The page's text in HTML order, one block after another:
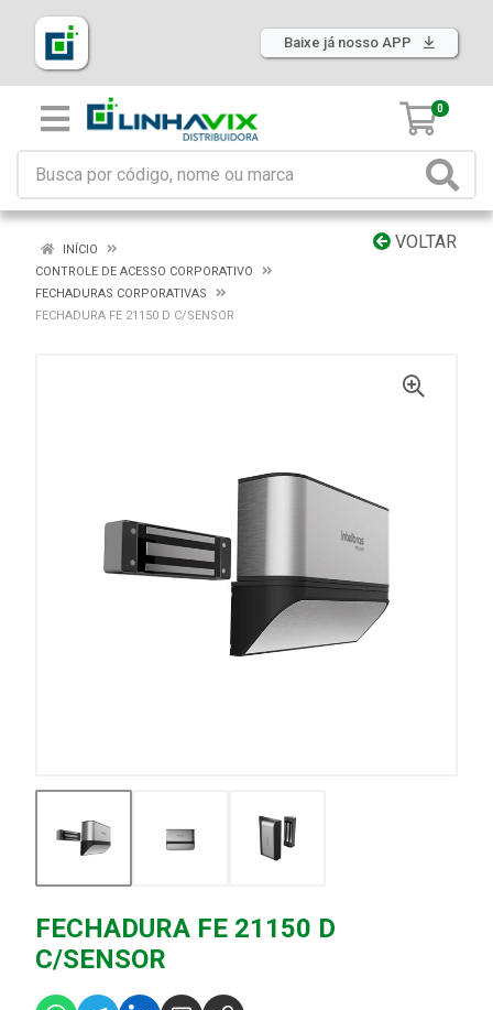
Baixe já nosso APP
0
VOLTAR
INÍCIO
CONTROLE DE ACESSO CORPORATIVO
FECHADURAS CORPORATIVAS
FECHADURA FE 21150 D C/SENSOR
FECHADURA FE 21150 D
C/SENSOR